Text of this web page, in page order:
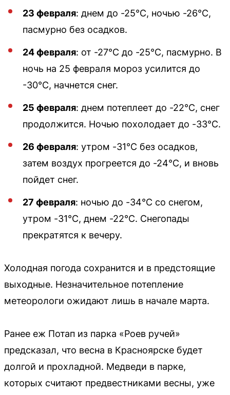
23 февраля: днем до -25°C, ночью -26°C,
пасмурно без осадков.
24 февраля: от -27°C до -25°C, пасмурно. В
ночь на 25 февраля мороз усилится до
-30°C, начнется снег.
25 февраля: днем потеплеет до -22°C, снег
продолжится. Ночью похолодает до -33°C.
26 февраля: утром -31°C без осадков,
затем воздух прогреется до -24°C, и вновь
пойдет снег.
27 февраля: ночью до -34°C со снегом,
утром -31°C, днем -22°C. Снегопады
прекратятся к вечеру.
Холодная погода сохранится и в предстоящие
выходные. Незначительное потепление
метеорологи ожидают лишь в начале марта.
Ранее еж Потап из парка «Роев ручей»
предсказал, что весна в Красноярске будет
долгой и прохладной. Медведи в парке,
которых считают предвестниками весны, уже